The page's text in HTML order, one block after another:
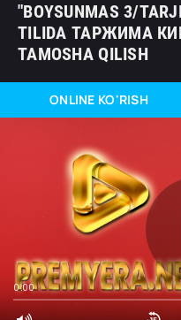
"BOYSUNMAS 3/
TILIDA ТАРЖИМА
TAMOSHA QILISH
ONLINE KO'RISH
0:00